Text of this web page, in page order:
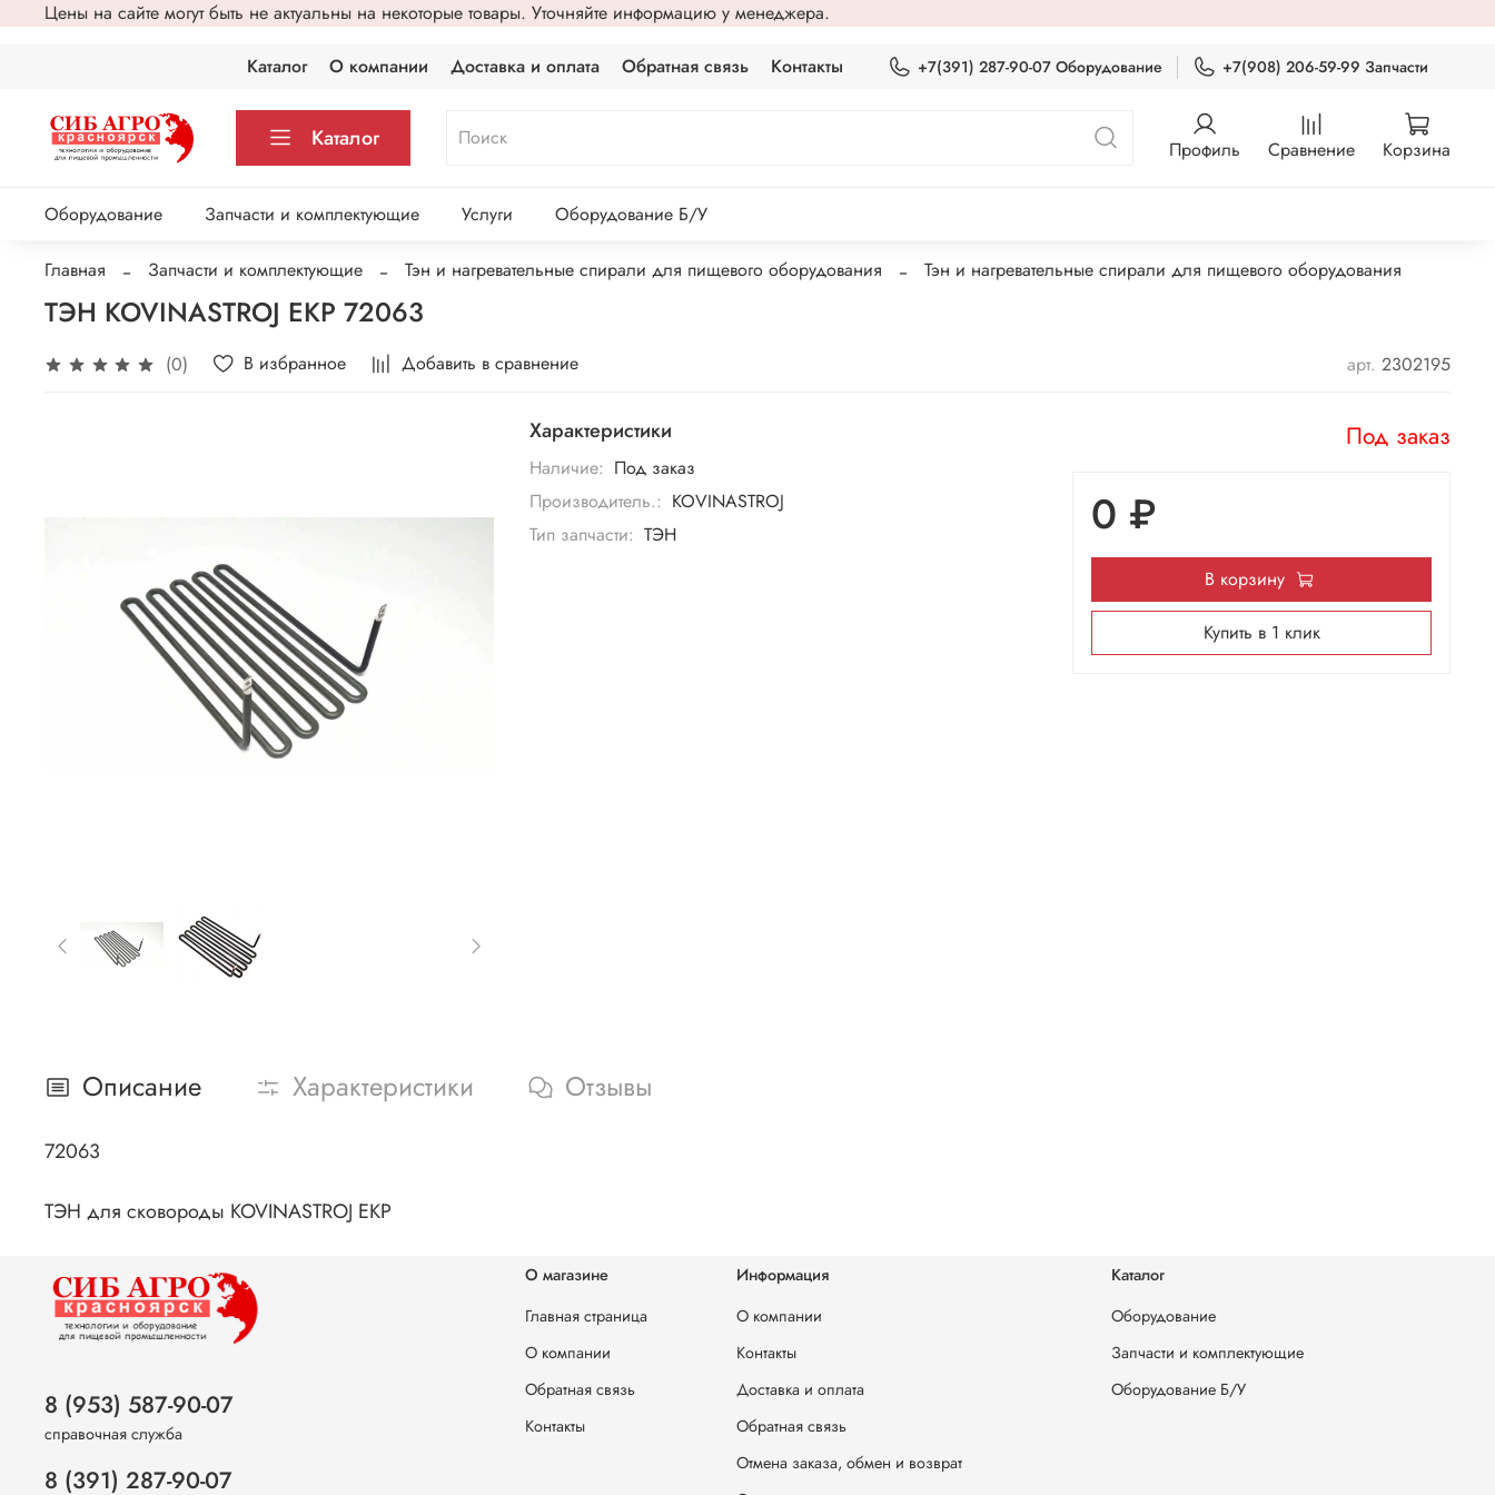
Цены на сайте могут быть не актуальны на некоторые товары. Уточняйте информацию у менеджера.
Каталог О компании Доставка и оплата Обратная связь Контакты +7(391) 287-90-07 Оборудование +7(908) 206-59-99 Запчасти
Каталог Профиль Сравнение Корзина
Оборудование Запчасти и комплектующие Услуги Оборудование Б/У
Главная Запчасти и комплектующие Тэн и нагревательные спирали для пищевого оборудования Тэн и нагревательные спирали для пищевого оборудования
ТЭН KOVINASTROJ EKP 72063
(0) В избранное Добавить в сравнение арт. 2302195
Характеристики
Наличие: Под заказ
Производитель.: KOVINASTROJ
Тип запчасти: ТЭН
Под заказ
0 ₽
В корзину
Купить в 1 клик
Описание Характеристики Отзывы
72063
ТЭН для сковороды KOVINASTROJ EKP
О магазине
Главная страница
О компании
Обратная связь
Контакты
Информация
О компании
Контакты
Доставка и оплата
Обратная связь
Отмена заказа, обмен и возврат
Каталог
Оборудование
Запчасти и комплектующие
Оборудование Б/У
8 (953) 587-90-07
справочная служба
8 (391) 287-90-07